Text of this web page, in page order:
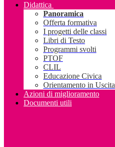
Didattica
Panoramica
Offerta formativa
I progetti delle classi
Libri di Testo
Programmi svolti
PTOF
CLIL
Educazione Civica
Orientamento in Uscita
Azioni di miglioramento
Documenti utili